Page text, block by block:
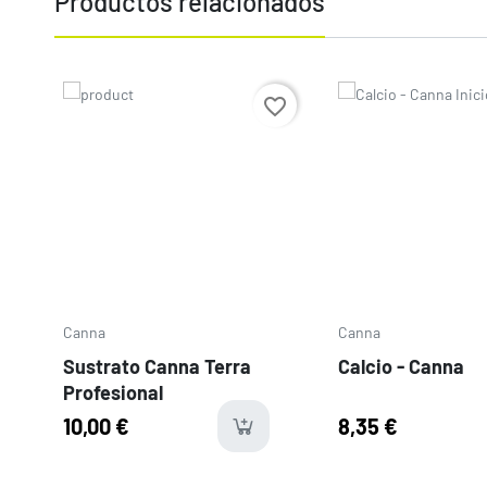
Precio
Canna
Sustrato Canna Terra
Profesional
10,00 €
favorite_border Precio
Canna
Calcio - Canna
8,35 €